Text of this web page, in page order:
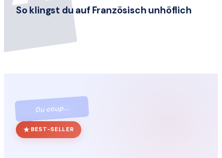
So klingst du auf Französisch unhöflich
Du coup...
BEST-SELLER